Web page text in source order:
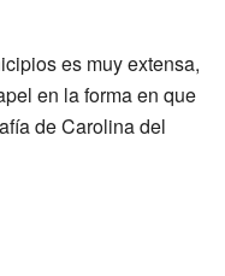
es muy extensa,
en la forma en que
de Carolina del